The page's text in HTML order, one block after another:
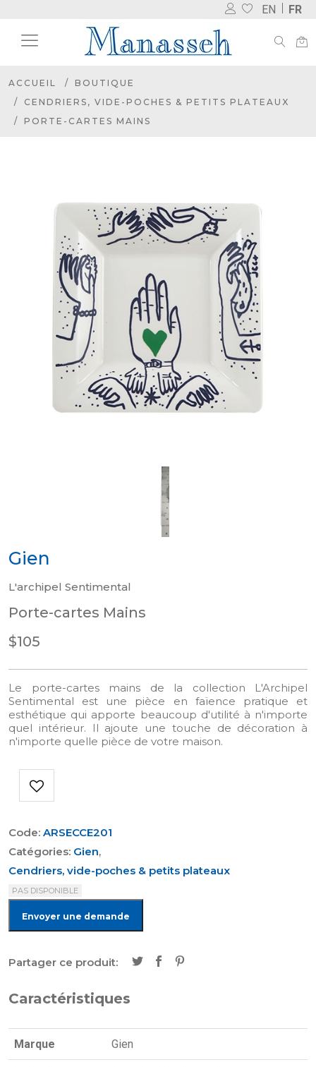
EN FR
ACCUEIL
BOUTIQUE
CENDRIERS, VIDE-POCHES & PETITS PLATEAUX
PORTE-CARTES MAINS
Gien
L'archipel Sentimental
Porte-cartes Mains
$105
Le porte-cartes mains de la collection L'Archipel
Sentimental est une pièce en faïence pratique et
esthétique qui apporte beaucoup d'utilité à n'importe
quel intérieur. Il ajoute une touche de décoration à
n'importe quelle pièce de votre maison.
Code: ARSECCE201
Catégories: Gien,
Cendriers, vide-poches & petits plateaux
PAS DISPONIBLE
Envoyer une demande
Partager ce produit:
Caractéristiques
Marque Gien